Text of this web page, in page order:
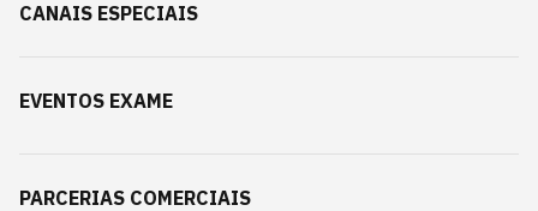
CANAIS ESPECIAIS
EVENTOS EXAME
PARCERIAS COMERCIAIS